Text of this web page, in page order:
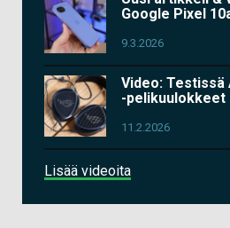
Google Pixel
9.3.2026
Video: Testissä
-pelikuulokkeet
11.2.2026
Lisää videoita